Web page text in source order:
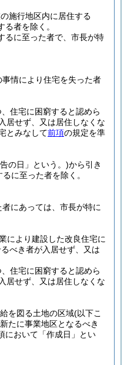
施行地区内に居住する
者を除く。
るに至った者で、市長が特
情により住宅を失った者
住宅に困窮すると認めら
居せず、又は居住しなくな
とみなして前項の規定を準
の日」という。)から引き
に至った者を除く。
にあっては、市長が特に
により建設した改良住宅に
べき者が入居せず、又は
住宅に困窮すると認めら
居せず、又は居住しなくな
を図る土地の区域(以下こ
たに事業地区となるべき
において「作成日」とい